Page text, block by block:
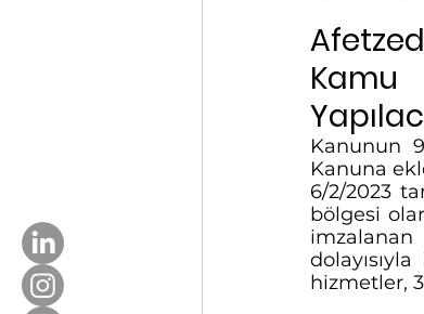
Kamu
Kanunun
Kanuna
6/2/2023
bölgesi
imzalanan
hizmetler,